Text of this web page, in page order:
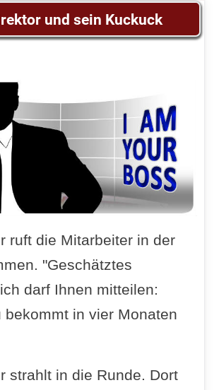
und sein Kuckuck
ruft die Mitarbeiter in der
"Geschätztes
darf Ihnen mitteilen:
bekommt in vier Monaten
strahlt in die Runde. Dort